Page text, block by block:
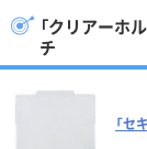
「クリアーホ
チ
「セ